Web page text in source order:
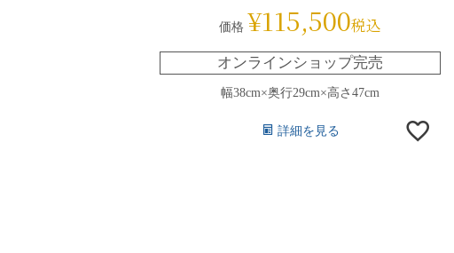
価格 ¥115,500税込
オンラインショップ完売
幅38cm×奥行29cm×高さ47cm
詳細を見る